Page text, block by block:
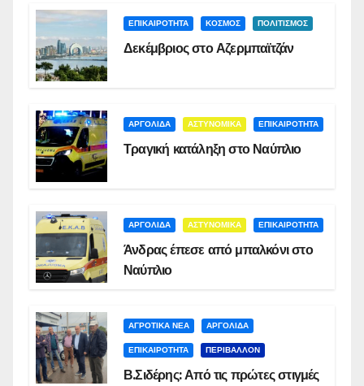
ΕΠΙΚΑΙΡΟΤΗΤΑ ΚΟΣΜΟΣ ΠΟΛΙΤΙΣΜΟΣ
Δεκέμβριος στο Αζερμπαϊτζάν
ΑΡΓΟΛΙΔΑ ΑΣΤΥΝΟΜΙΚΑ ΕΠΙΚΑΙΡΟΤΗΤΑ
Τραγική κατάληξη στο Ναύπλιο
ΑΡΓΟΛΙΔΑ ΑΣΤΥΝΟΜΙΚΑ ΕΠΙΚΑΙΡΟΤΗΤΑ
Άνδρας έπεσε από μπαλκόνι στο
Ναύπλιο
ΑΓΡΟΤΙΚΑ ΝΕΑ ΑΡΓΟΛΙΔΑ
ΕΠΙΚΑΙΡΟΤΗΤΑ ΠΕΡΙΒΑΛΛΟΝ
Β.Σιδέρης: Από τις πρώτες στιγμές